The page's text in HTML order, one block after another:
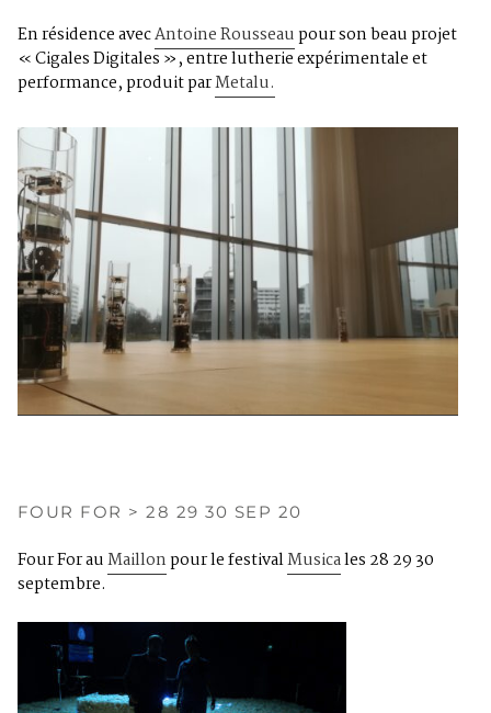
En résidence avecAntoine Rousseau pour son beau projet
« Cigales Digitales », entre lutherie expérimentale et
performance, produit parMetalu.
FOUR FOR > 28 29 30 SEP 20
Four For auMaillon pour le festivalMusicales 28 29 30
septembre.